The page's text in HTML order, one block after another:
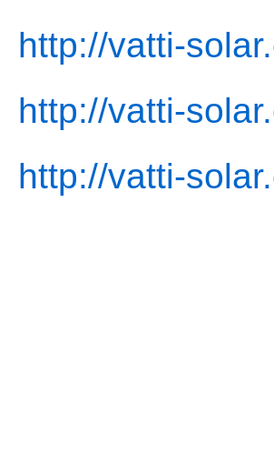
http://vatti-
http://vatti-
http://vatti-